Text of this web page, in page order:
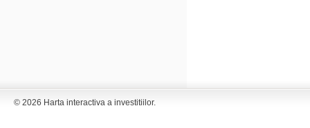
© 2026 Harta interactiva a investitiilor.